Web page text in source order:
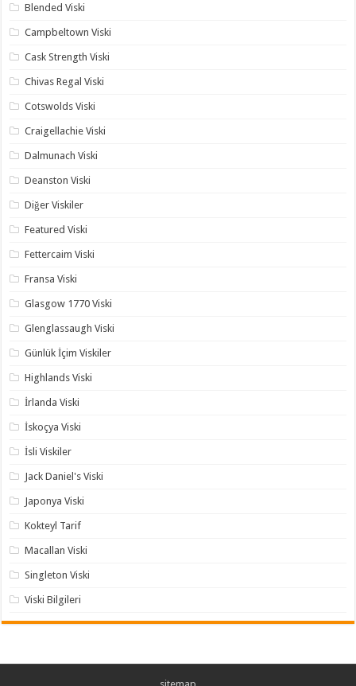
Blended Viski
Campbeltown Viski
Cask Strength Viski
Chivas Regal Viski
Cotswolds Viski
Craigellachie Viski
Dalmunach Viski
Deanston Viski
Diğer Viskiler
Featured Viski
Fettercaim Viski
Fransa Viski
Glasgow 1770 Viski
Glenglassaugh Viski
Günlük İçim Viskiler
Highlands Viski
İrlanda Viski
İskoçya Viski
İsli Viskiler
Jack Daniel's Viski
Japonya Viski
Kokteyl Tarif
Macallan Viski
Singleton Viski
Viski Bilgileri